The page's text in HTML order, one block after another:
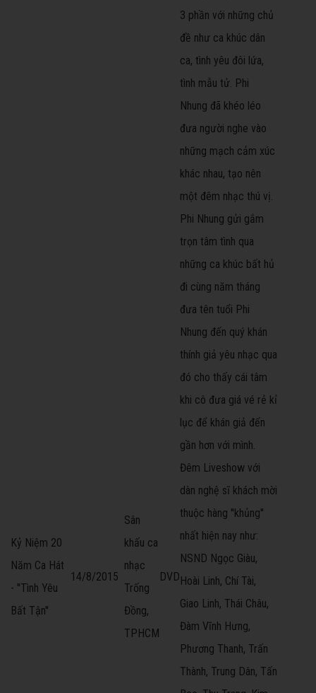
Kỷ Niệm 20
Năm Ca Hát
- ''Tình Yêu
Bất Tận''
14/8/2015
Sân
khấu ca
nhạc
Trống
Đồng,
TPHCM
DVD
3 phần với những chủ
đề như ca khúc dân
ca, tình yêu đôi lứa,
tình mẫu tử. Phi
Nhung đã khéo léo
đưa người nghe vào
những mạch cảm xúc
khác nhau, tạo nên
một đêm nhạc thú vị.
Phi Nhung gửi gắm
trọn tâm tình qua
những ca khúc bất hủ
đi cùng năm tháng
đưa tên tuổi Phi
Nhung đến quý khán
thính giả yêu nhạc qua
đó cho thấy cái tâm
khi cô đưa giá vé rẻ kỉ
lục để khán giả đến
gần hơn với mình.
Đêm Liveshow với
dàn nghệ sĩ khách mời
thuộc hàng ''khủng''
nhất hiện nay như:
NSND Ngọc Giàu,
Hoài Linh, Chí Tài,
Giao Linh, Thái Châu,
Đàm Vĩnh Hưng,
Phương Thanh, Trấn
Thành, Trung Dân, Tấn